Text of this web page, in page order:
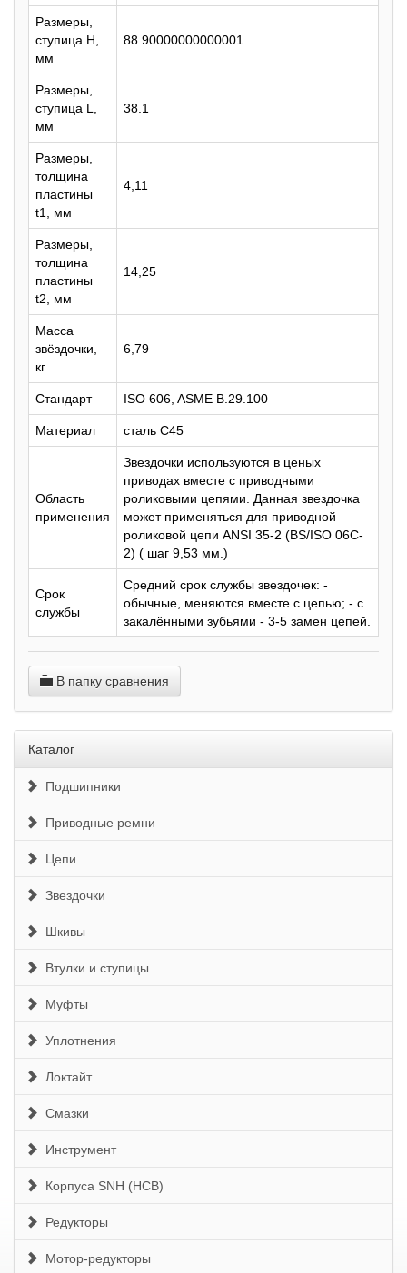
Размеры,
ступица H,
мм
88.90000000000001
Размеры,
ступица L,
мм
38.1
Размеры,
толщина
пластины
t1, мм
4,11
Размеры,
толщина
пластины
t2, мм
14,25
Масса
звёздочки,
кг
6,79
Стандарт ISO 606, ASME B.29.100
Материал сталь C45
Область
применения
Звездочки используются в ценых
приводах вместе с приводными
роликовыми цепями. Данная звездочка
может применяться для приводной
роликовой цепи ANSI 35-2 (BS/ISO 06C-
2) ( шаг 9,53 мм.)
Срок
службы
Средний срок службы звездочек: -
обычные, меняются вместе с цепью; - с
закалёнными зубьями - 3-5 замен цепей.
В папку сравнения
Каталог
Подшипники
Приводные ремни
Цепи
Звездочки
Шкивы
Втулки и ступицы
Муфты
Уплотнения
Локтайт
Смазки
Инструмент
Корпуса SNH (HCB)
Редукторы
Мотор-редукторы